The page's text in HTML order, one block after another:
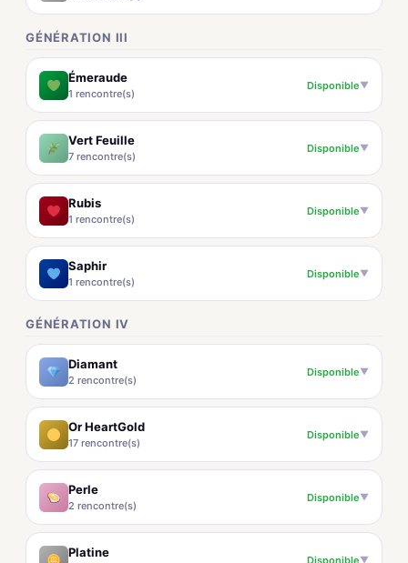
GÉNÉRATION III
Émeraude
1 rencontre(s)
Disponible▼
Vert Feuille
7 rencontre(s)
Disponible▼
Rubis
1 rencontre(s)
Disponible▼
Saphir
1 rencontre(s)
Disponible▼
GÉNÉRATION IV
Diamant
2 rencontre(s)
Disponible▼
Or HeartGold
17 rencontre(s)
Disponible▼
Perle
2 rencontre(s)
Disponible▼
Platine
Disponible▼